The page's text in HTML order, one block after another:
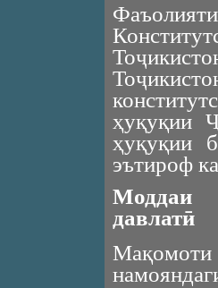
ҳуқуқии
ҳуқуқии
эътироф
Моддаи
давлатӣ
Мақомоти